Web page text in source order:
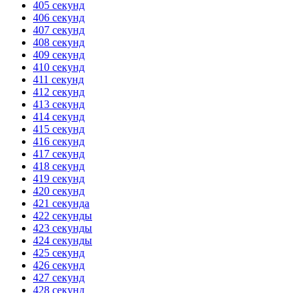
405 секунд
406 секунд
407 секунд
408 секунд
409 секунд
410 секунд
411 секунд
412 секунд
413 секунд
414 секунд
415 секунд
416 секунд
417 секунд
418 секунд
419 секунд
420 секунд
421 секунда
422 секунды
423 секунды
424 секунды
425 секунд
426 секунд
427 секунд
428 секунд